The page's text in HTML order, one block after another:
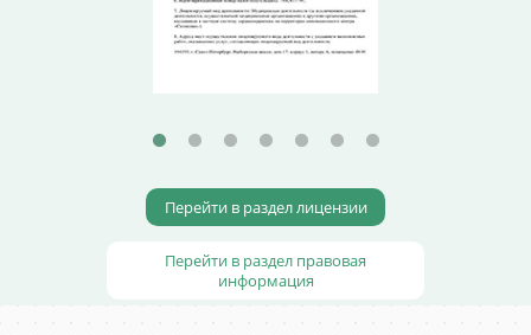
Перейти в раздел лицензии
Перейти в раздел правовая
информация